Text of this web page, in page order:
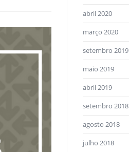
abril 2020
março 2020
setembro 2019
maio 2019
abril 2019
setembro 2018
agosto 2018
julho 2018